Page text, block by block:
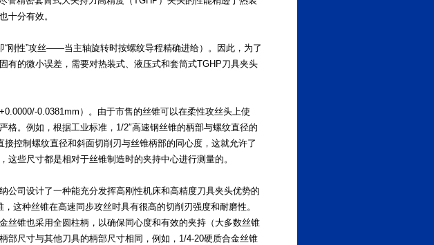
十分有效。
“刚性”攻丝——当主轴旋转时按螺纹导程精确进给）。因此，为了
有的微小误差，需要对热装式、液压式和套筒式TGHP刀具夹头
0.0381mm）。由于市售的丝锥可以在柔性攻丝头上使
格。例如，根据工业标准，1/2″高速钢丝锥的柄部与螺纹直径的
控制螺纹直径和斜面切削刃与丝锥柄部的同心度，这就允许了
这些尺寸都是相对于丝锥制造时的夹持中心进行测量的。
公司设计了一种能充分发挥高刚性机床和高精度刀具夹头优势的
这种丝锥在高速同步攻丝时具有很高的切削刃强度和耐磨性。
丝锥也采用全圆柱柄，以确保同心度和有效的夹持（大多数丝锥
部尺寸与其他刀具的柄部尺寸相同，例如，1/4-20硬质合金丝锥